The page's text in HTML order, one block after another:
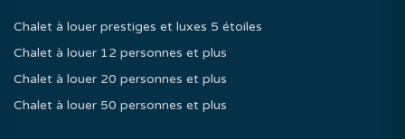
Chalet à louer prestiges et luxes 5 étoiles
Chalet à louer 12 personnes et plus
Chalet à louer 20 personnes et plus
Chalet à louer 50 personnes et plus